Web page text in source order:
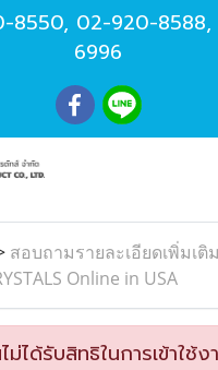
8550, 02-920-8588,
6996
สอบถามรายละเอียดเพิ่มเติม
Online in USA
ได้รับสิทธิในการเข้าใช้ง